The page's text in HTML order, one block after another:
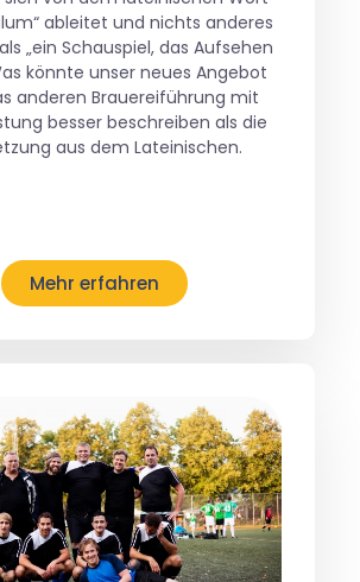
ableitet und nichts anderes
„ein Schauspiel, das Aufsehen
könnte unser neues Angebot
anderen Brauereiführung mit
besser beschreiben als die
aus dem Lateinischen.
Mehr erfahren